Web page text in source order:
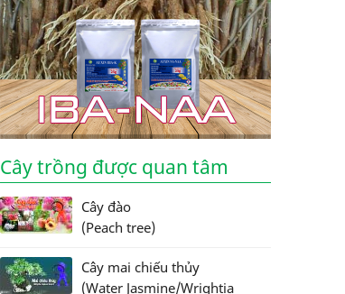
Cây trồng được quan tâm
Cây đào
(Peach tree)
Cây mai chiếu thủy
(Water Jasmine/Wrightia